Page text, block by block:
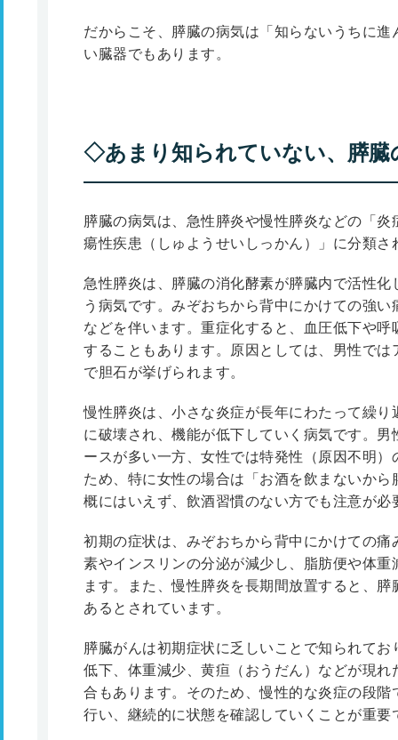
だからこそ、膵臓の病気は「知らないうちに
い臓器でもあります。
◇あまり知られていない、膵臓
膵臓の病気は、急性膵炎や慢性膵炎などの「
瘍性疾患（しゅようせいしっかん）」に分類さ
急性膵炎は、膵臓の消化酵素が膵臓内で活性
う病気です。みぞおちから背中にかけての強
などを伴います。重症化すると、血圧低下や
することもあります。原因としては、男性で
で胆石が挙げられます。
慢性膵炎は、小さな炎症が長年にわたって繰
に破壊され、機能が低下していく病気です。
ースが多い一方、女性では特発性（原因不明
ため、特に女性の場合は「お酒を飲まないか
概にはいえず、飲酒習慣のない方でも注意が必
初期の症状は、みぞおちから背中にかけての
素やインスリンの分泌が減少し、脂肪便や体
ます。また、慢性膵炎を長期間放置すると、
あるとされています。
膵臓がんは初期症状に乏しいことで知られて
低下、体重減少、黄疸（おうだん）などが現
合もあります。そのため、慢性的な炎症の段
行い、継続的に状態を確認していくことが重要